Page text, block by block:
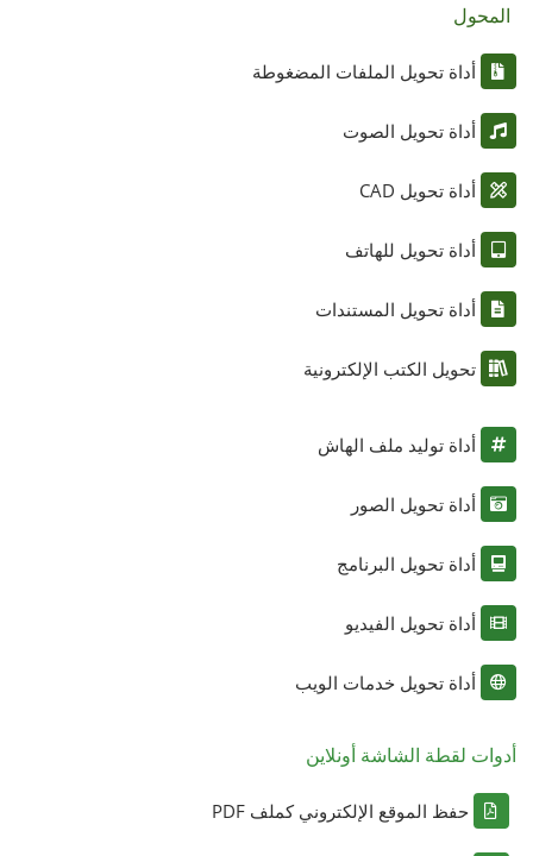
المحول
أداة تحويل الملفات المضغوطة
أداة تحويل الصوت
أداة تحويل CAD
أداة تحويل للهاتف
أداة تحويل المستندات
تحويل الكتب الإلكترونية
أداة توليد ملف الهاش
أداة تحويل الصور
أداة تحويل البرنامج
أداة تحويل الفيديو
أداة تحويل خدمات الويب
أدوات لقطة الشاشة أونلاين
حفظ الموقع الإلكتروني كملف PDF